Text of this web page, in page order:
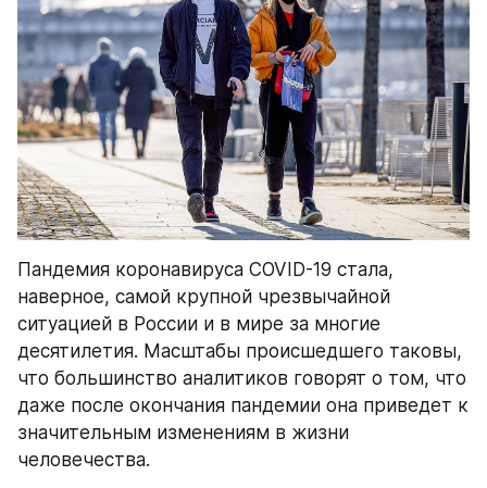
Пандемия коронавируса COVID-19 стала,
наверное, самой крупной чрезвычайной
ситуацией в России и в мире за многие
десятилетия. Масштабы происшедшего таковы,
что большинство аналитиков говорят о том, что
даже после окончания пандемии она приведет к
значительным изменениям в жизни
человечества.